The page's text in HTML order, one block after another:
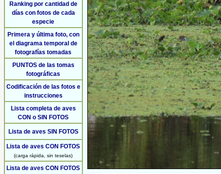
Ranking por cantidad de
días con fotos de cada
especie
Primera y última foto, con
el diagrama temporal de
fotografías tomadas
PUNTOS de las tomas
fotográficas
Codificación de las fotos e
instrucciones
Lista completa de aves
CON o SIN FOTOS
Lista de aves SIN FOTOS
Lista de aves CON FOTOS
(carga rápida, sin teselas)
Lista de aves CON FOTOS